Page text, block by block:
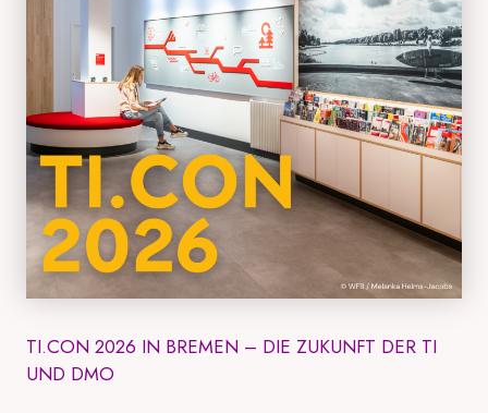
TI.CON 2026 IN BREMEN – DIE ZUKUNFT DER TI
UND DMO